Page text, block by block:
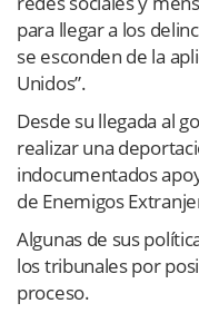
para llegar a los
se esconden de la
Unidos”.
Desde su llegada al
realizar una
indocumentados
de Enemigos
Algunas de sus
los tribunales por
proceso.